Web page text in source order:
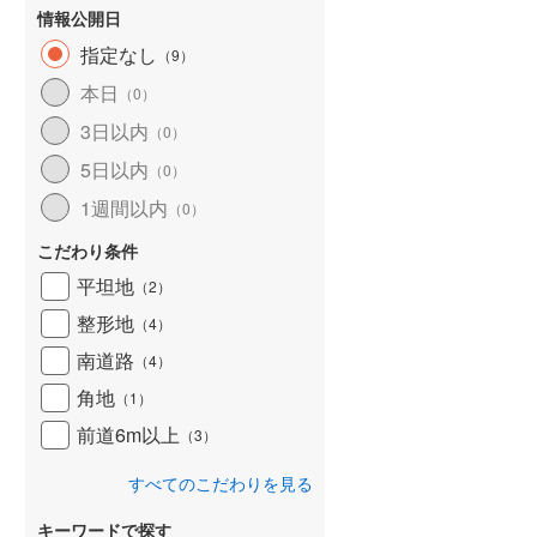
情報公開日
指定なし （9）
本日 （0）
3日以内 （0）
5日以内 （0）
1週間以内 （0）
こだわり条件
平坦地 （2）
整形地 （4）
南道路 （4）
角地 （1 ）
前道6m以上 （3）
すべてのこだわりを見る
キーワードで探す
和歌山線(116
東西線
予讃線
24)
高徳線(13)
牟岐線(6)
山陽本線（JR九州）
篠栗線(9)
指宿枕崎線 (177 )
筑肥線( 14
久大本線(35)
12
) (6
(4)
1 )